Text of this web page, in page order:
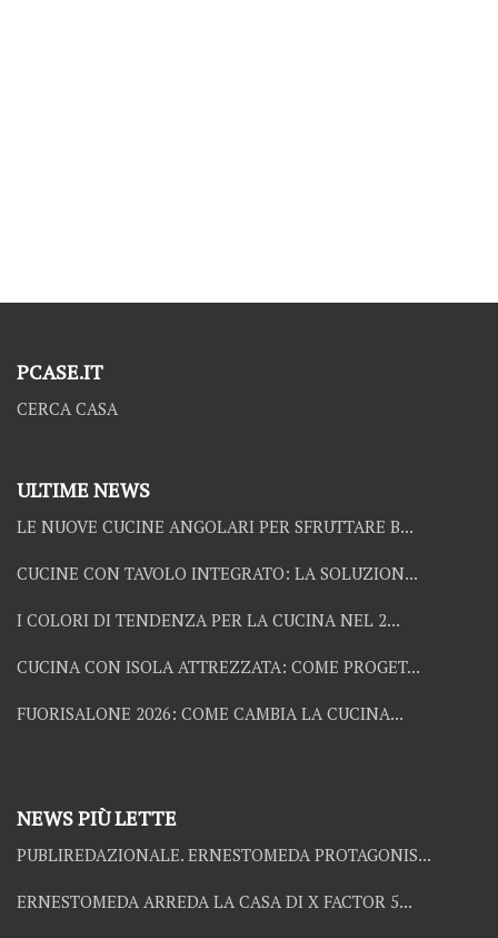
PCASE.IT
CERCA CASA
ULTIME NEWS
LE NUOVE CUCINE ANGOLARI PER SFRUTTARE B...
CUCINE CON TAVOLO INTEGRATO: LA SOLUZION...
I COLORI DI TENDENZA PER LA CUCINA NEL 2...
CUCINA CON ISOLA ATTREZZATA: COME PROGET...
FUORISALONE 2026: COME CAMBIA LA CUCINA...
NEWS PIÙ LETTE
PUBLIREDAZIONALE. ERNESTOMEDA PROTAGONIS...
ERNESTOMEDA ARREDA LA CASA DI X FACTOR 5...